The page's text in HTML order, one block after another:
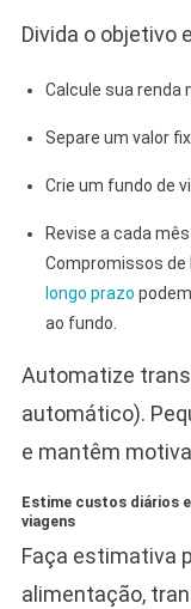
Divida o objetivo
Calcule sua renda
Separe um valor
Crie um fundo de
Revise a cada
Compromissos de
longo prazo
ao fundo.
Automatize
automático).
e mantêm
Estime custos diários
viagens
Faça estimativa
alimentação,